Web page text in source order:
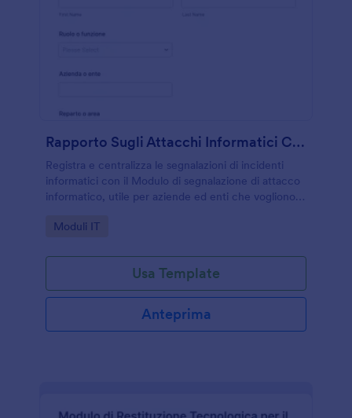
Rapporto Sugli Attacchi Informatici CrowdStrike Form
Registra e centralizza le segnalazioni di incidenti
informatici con il Modulo di segnalazione di attacco
informatico, utile per aziende ed enti che vogliono
in Jotform.
Go to Category:
Moduli IT
Usa Template
Anteprima